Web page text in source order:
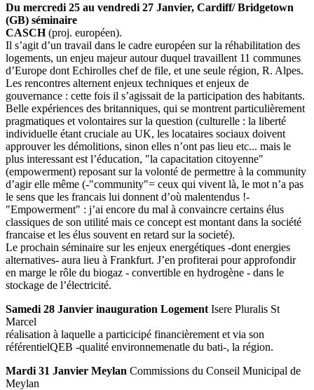
Du mercredi 25 au vendredi 27 Janvier, Cardiff/ Bridgetown
(GB) séminaire
CASCH(proj. européen).
Il s’agit d’un travail dans le cadre européen sur la réhabilitation des
logements, un enjeu majeur autour duquel travaillent 11 communes
d’Europe dont Echirolles chef de file, et une seule région, R. Alpes.
Les rencontres alternent enjeux techniques et enjeux de
gouvernance : cette fois il s’agissait de la participation des habitants.
Belle expériences des britanniques, qui se montrent particulièrement
pragmatiques et volontaires sur la question (culturelle : la liberté
individuelle étant cruciale au UK, les locataires sociaux doivent
approuver les démolitions, sinon elles n’ont pas lieu etc... mais le
plus interessant est l’éducation, "la capacitation citoyenne"
(empowerment) reposant sur la volonté de permettre à la community
d’agir elle même (-"community"= ceux qui vivent là, le mot n’a pas
le sens que les francais lui donnent d’où malentendus !-
"Empowerment" : j’ai encore du mal à convaincre certains élus
classiques de son utilité mais ce concept est montant dans la société
francaise et les élus souvent en retard sur la societé).
Le prochain séminaire sur les enjeux energétiques -dont energies
alternatives- aura lieu à Frankfurt. J’en profiterai pour approfondir
en marge le rôle du biogaz - convertible en hydrogène - dans le
stockage de l’électricité.
Samedi 28 Janvier inauguration Logement Isere Pluralis St
Marcel
réalisation à laquelle a particicipé financièrement et via son
référentielQEB -qualité environnemenatle du bati-, la région.
Mardi 31 Janvier Meylan Commissions du Conseil Municipal de
Meylan